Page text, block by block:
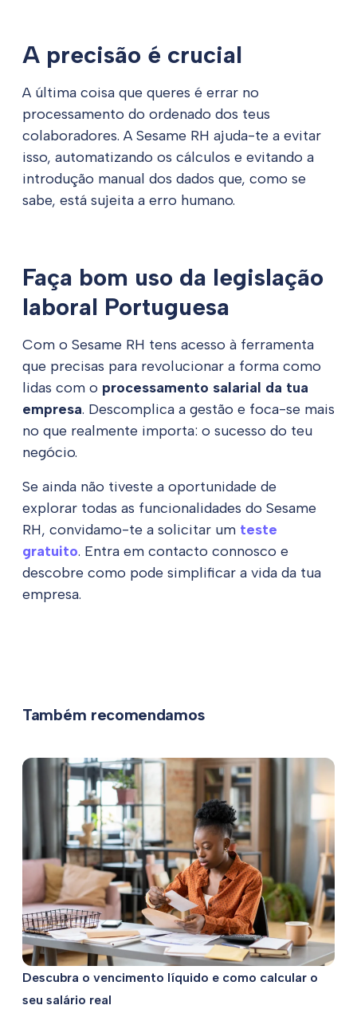
A precisão é crucial
A última coisa que queres é errar no
processamento do ordenado dos teus
colaboradores. A Sesame RH ajuda-te a evitar
isso, automatizando os cálculos e evitando a
introdução manual dos dados que, como se
sabe, está sujeita a erro humano.
Faça bom uso da legislação
laboral Portuguesa
Com o Sesame RH tens acesso à ferramenta
que precisas para revolucionar a forma como
lidas com o processamento salarial da tua
empresa. Descomplica a gestão e foca-se mais
no que realmente importa: o sucesso do teu
negócio.
Se ainda não tiveste a oportunidade de
explorar todas as funcionalidades do Sesame
RH, convidamo-te a solicitar um teste
gratuito. Entra em contacto connosco e
descobre como pode simplificar a vida da tua
empresa.
Também recomendamos
Descubra o vencimento líquido e como calcular o
seu salário real